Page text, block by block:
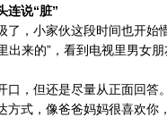
说“脏”
，小家伙这段时间也开始
出来的”，看到电视里男女
，但还是尽量从正面回答
式，像爸爸妈妈很喜欢你